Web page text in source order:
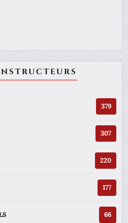
379
307
220
177
66